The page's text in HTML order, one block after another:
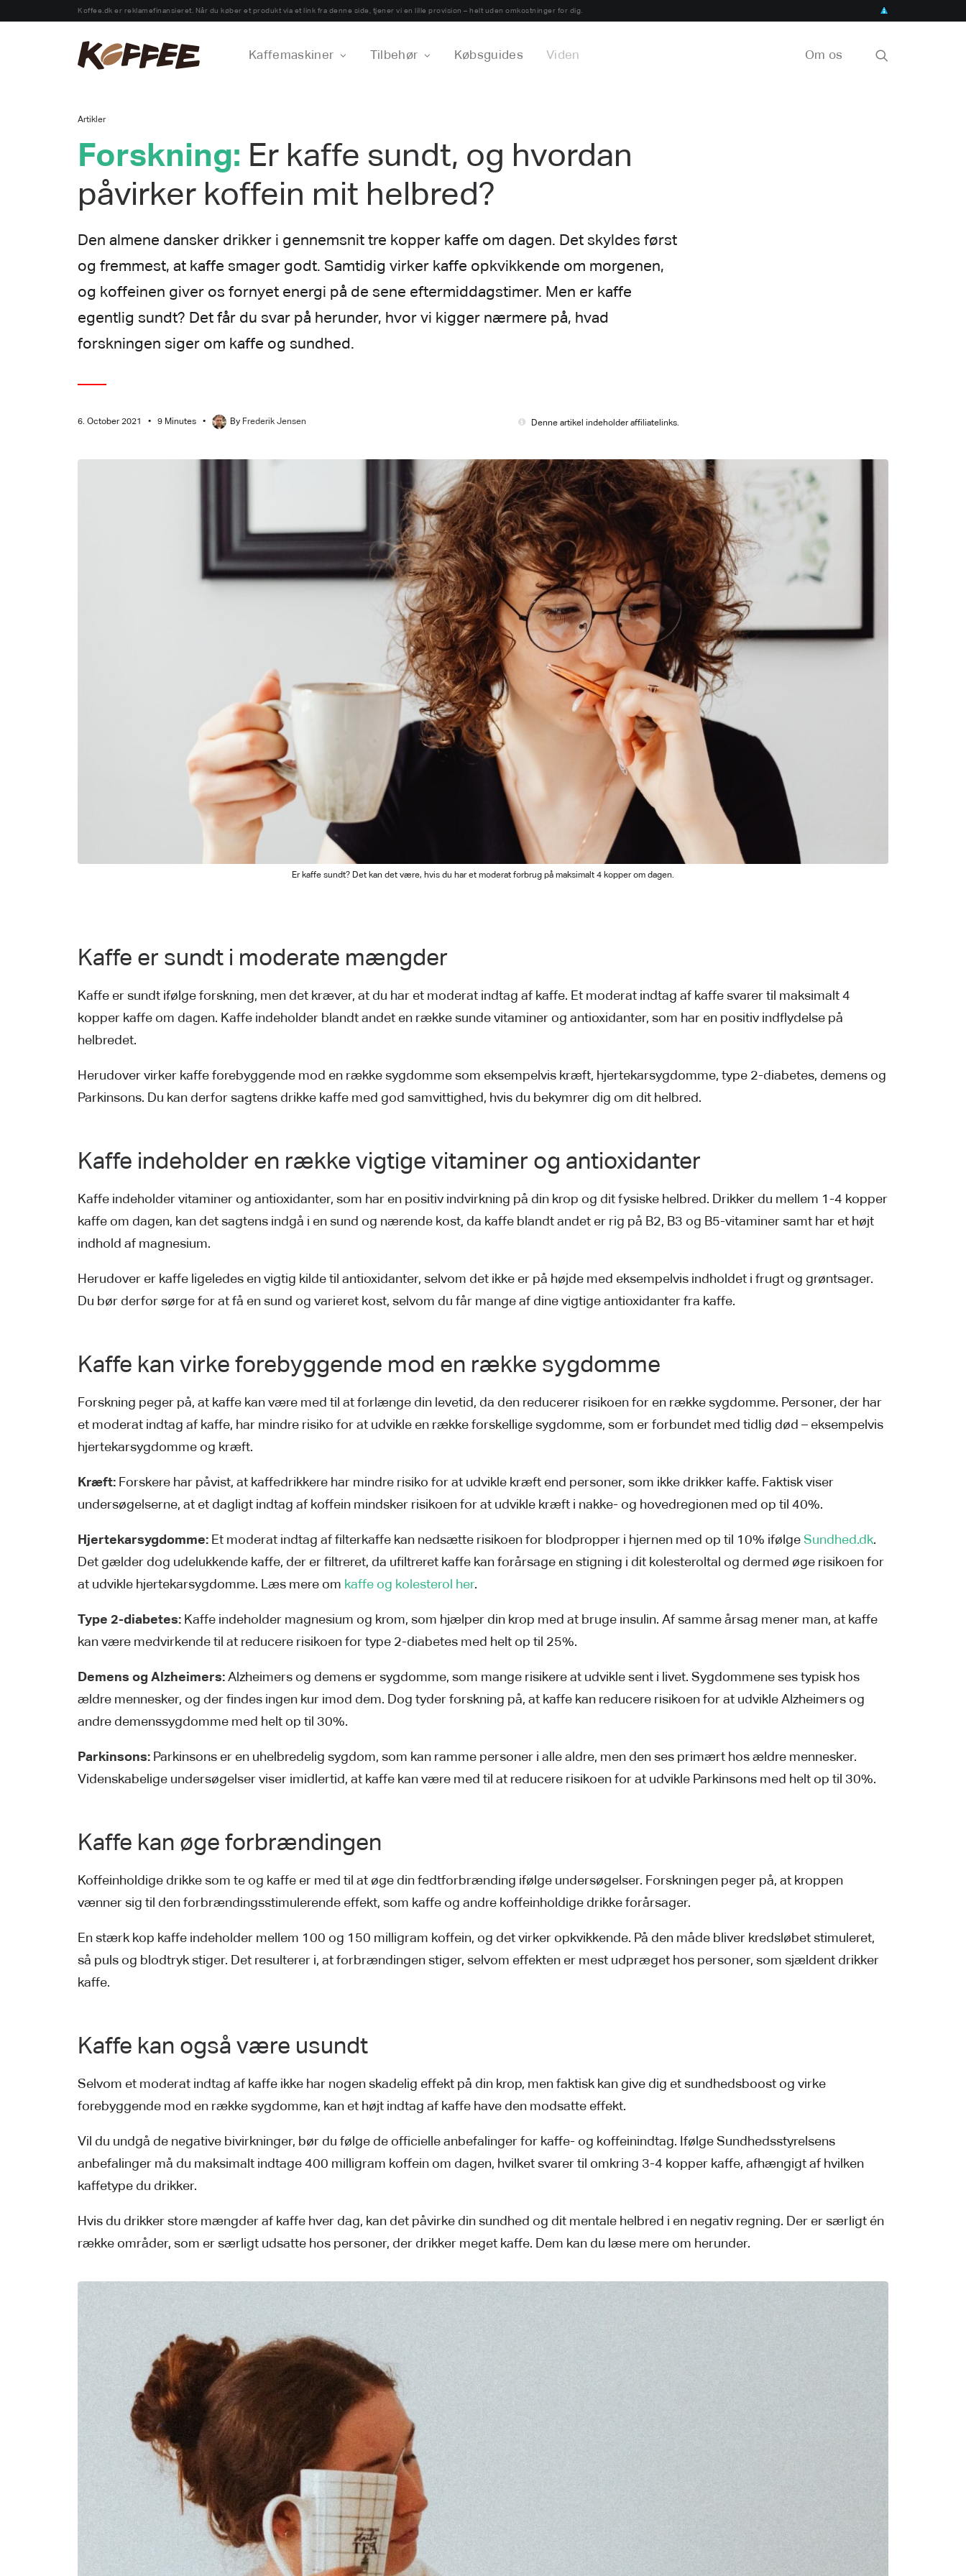
Koffee.dk er reklamefinansieret. Når du køber et produkt via et link fra denne side, tjener vi en lille provision – helt uden omkostninger for dig.
Kaffemaskiner Tilbehør Købsguides Viden Om os
Artikler
Forskning: Er kaffe sundt, og hvordan
påvirker koffein mit helbred?
Den almene dansker drikker i gennemsnit tre kopper kaffe om dagen. Det skyldes først
og fremmest, at kaffe smager godt. Samtidig virker kaffe opkvikkende om morgenen,
og koffeinen giver os fornyet energi på de sene eftermiddagstimer. Men er kaffe
egentlig sundt? Det får du svar på herunder, hvor vi kigger nærmere på, hvad
forskningen siger om kaffe og sundhed.
6. October 2021 • 9 Minutes • By Frederik Jensen Denne artikel indeholder affiliatelinks.
Er kaffe sundt? Det kan det være, hvis du har et moderat forbrug på maksimalt 4 kopper om dagen.
Kaffe er sundt i moderate mængder
Kaffe er sundt ifølge forskning, men det kræver, at du har et moderat indtag af kaffe. Et moderat indtag af kaffe svarer til maksimalt 4
kopper kaffe om dagen. Kaffe indeholder blandt andet en række sunde vitaminer og antioxidanter, som har en positiv indflydelse på
helbredet.
Herudover virker kaffe forebyggende mod en række sygdomme som eksempelvis kræft, hjertekarsygdomme, type 2-diabetes, demens og
Parkinsons. Du kan derfor sagtens drikke kaffe med god samvittighed, hvis du bekymrer dig om dit helbred.
Kaffe indeholder en række vigtige vitaminer og antioxidanter
Kaffe indeholder vitaminer og antioxidanter, som har en positiv indvirkning på din krop og dit fysiske helbred. Drikker du mellem 1-4 kopper
kaffe om dagen, kan det sagtens indgå i en sund og nærende kost, da kaffe blandt andet er rig på B2, B3 og B5-vitaminer samt har et højt
indhold af magnesium.
Herudover er kaffe ligeledes en vigtig kilde til antioxidanter, selvom det ikke er på højde med eksempelvis indholdet i frugt og grøntsager.
Du bør derfor sørge for at få en sund og varieret kost, selvom du får mange af dine vigtige antioxidanter fra kaffe.
Kaffe kan virke forebyggende mod en række sygdomme
Forskning peger på, at kaffe kan være med til at forlænge din levetid, da den reducerer risikoen for en række sygdomme. Personer, der har
et moderat indtag af kaffe, har mindre risiko for at udvikle en række forskellige sygdomme, som er forbundet med tidlig død – eksempelvis
hjertekarsygdomme og kræft.
Kræft: Forskere har påvist, at kaffedrikkere har mindre risiko for at udvikle kræft end personer, som ikke drikker kaffe. Faktisk viser
undersøgelserne, at et dagligt indtag af koffein mindsker risikoen for at udvikle kræft i nakke- og hovedregionen med op til 40%.
Hjertekarsygdomme: Et moderat indtag af filterkaffe kan nedsætte risikoen for blodpropper i hjernen med op til 10% ifølge Sundhed.dk.
Det gælder dog udelukkende kaffe, der er filtreret, da ufiltreret kaffe kan forårsage en stigning i dit kolesteroltal og dermed øge risikoen for
at udvikle hjertekarsygdomme. Læs mere om kaffe og kolesterol her.
Type 2-diabetes: Kaffe indeholder magnesium og krom, som hjælper din krop med at bruge insulin. Af samme årsag mener man, at kaffe
kan være medvirkende til at reducere risikoen for type 2-diabetes med helt op til 25%.
Demens og Alzheimers: Alzheimers og demens er sygdomme, som mange risikere at udvikle sent i livet. Sygdommene ses typisk hos
ældre mennesker, og der findes ingen kur imod dem. Dog tyder forskning på, at kaffe kan reducere risikoen for at udvikle Alzheimers og
andre demenssygdomme med helt op til 30%.
Parkinsons: Parkinsons er en uhelbredelig sygdom, som kan ramme personer i alle aldre, men den ses primært hos ældre mennesker.
Videnskabelige undersøgelser viser imidlertid, at kaffe kan være med til at reducere risikoen for at udvikle Parkinsons med helt op til 30%.
Kaffe kan øge forbrændingen
Koffeinholdige drikke som te og kaffe er med til at øge din fedtforbrænding ifølge undersøgelser. Forskningen peger på, at kroppen
vænner sig til den forbrændingsstimulerende effekt, som kaffe og andre koffeinholdige drikke forårsager.
En stærk kop kaffe indeholder mellem 100 og 150 milligram koffein, og det virker opkvikkende. På den måde bliver kredsløbet stimuleret,
så puls og blodtryk stiger. Det resulterer i, at forbrændingen stiger, selvom effekten er mest udpræget hos personer, som sjældent drikker
kaffe.
Kaffe kan også være usundt
Selvom et moderat indtag af kaffe ikke har nogen skadelig effekt på din krop, men faktisk kan give dig et sundhedsboost og virke
forebyggende mod en række sygdomme, kan et højt indtag af kaffe have den modsatte effekt.
Vil du undgå de negative bivirkninger, bør du følge de officielle anbefalinger for kaffe- og koffeinindtag. Ifølge Sundhedsstyrelsens
anbefalinger må du maksimalt indtage 400 milligram koffein om dagen, hvilket svarer til omkring 3-4 kopper kaffe, afhængigt af hvilken
kaffetype du drikker.
Hvis du drikker store mængder af kaffe hver dag, kan det påvirke din sundhed og dit mentale helbred i en negativ regning. Der er særligt én
række områder, som er særligt udsatte hos personer, der drikker meget kaffe. Dem kan du læse mere om herunder.